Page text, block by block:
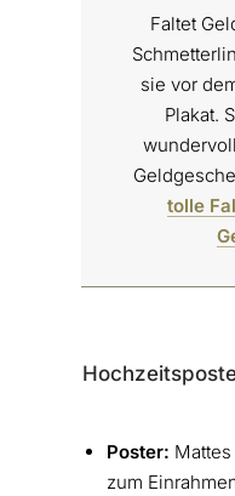
Faltet
sie vor
Plakat.
tolle
Poster:
zum